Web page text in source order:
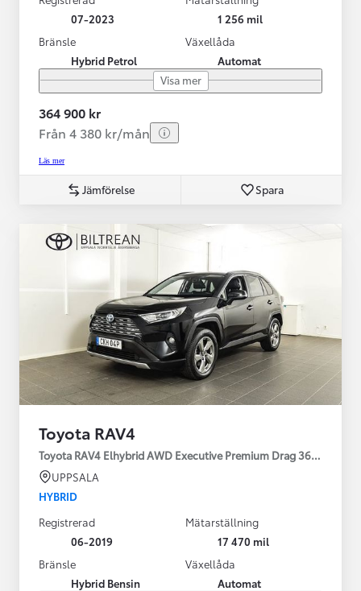
07-2023
1 256 mil
Bränsle
Hybrid Petrol
Växellåda
Automat
Visa mer
364 900 kr
Från 4 380 kr/mån
Läs mer
Jämförelse Spara
Toyota RAV4
Toyota RAV4 Elhybrid AWD Executive Premium Drag 360-kamera
UPPSALA
HYBRID
Registrerad
06-2019
Mätarställning
17 470 mil
Bränsle
Hybrid Bensin
Växellåda
Automat